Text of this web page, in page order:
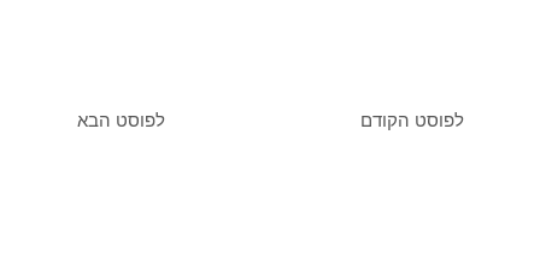
לפוסט הקודם לפוסט הבא